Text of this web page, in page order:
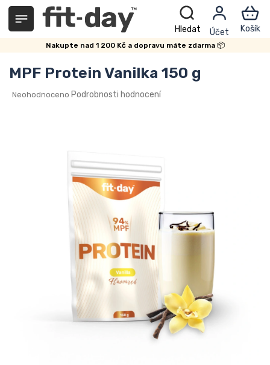
Přejít
obsah
Nakupte nad 1 200 Kč a dopravu máte zdarma 📦
MPF Protein Vanilka 150 g
Průměrné
Neohodnoceno Podrobnosti hodnocení